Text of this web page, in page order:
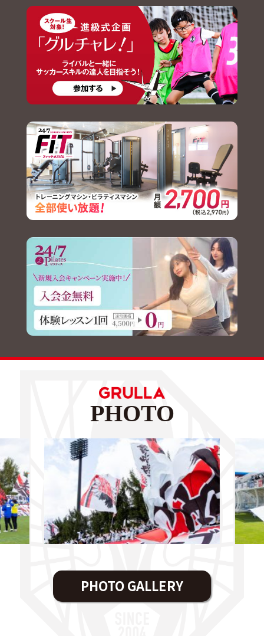
2026.07.23
【チーム】7/25(土)トレーニン
グマッチ一般公開のお知らせ
2026.07.22
【イベント】盛岡さんさ踊り参
加のお知らせ
2026.07.22
【イベント】植田峻佑選手GKス
クールを開催します!!
2026.07.20
【チーム】トレーニングマッチ
結果について
【チーム】7/20(月・祝)トレー
ニングマッチ実施のお知らせ
2026.07.17
交通安全・特殊詐欺被害防止講
話会を開催します
PHOTO
PHOTO GALLERY